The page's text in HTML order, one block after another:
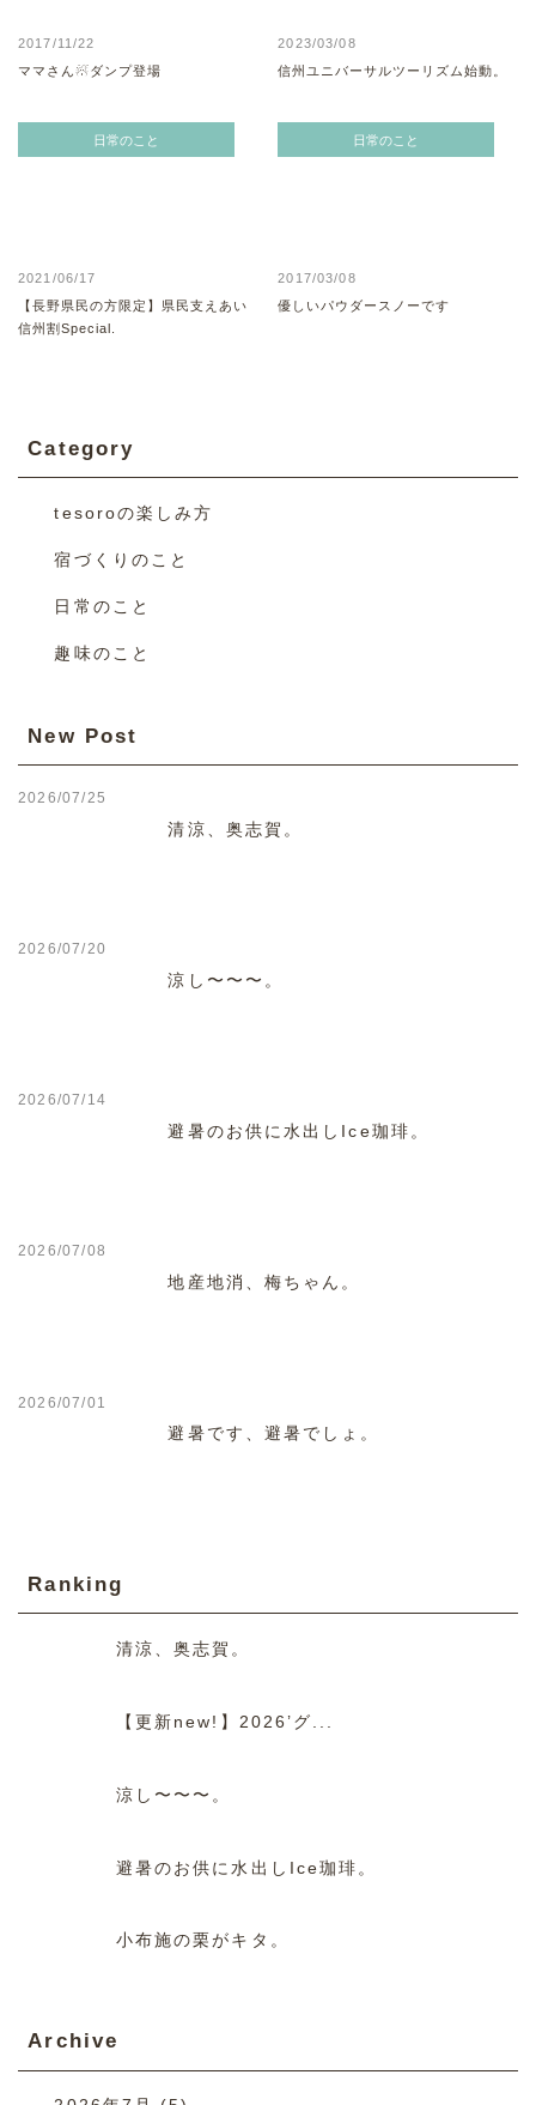
2017/11/22
ママさん☃ダンプ登場
2023/03/08
信州ユニバーサルツーリズム始動。
日常のこと
2021/06/17
【長野県民の方限定】県民支えあい
信州割Special.
日常のこと
2017/03/08
優しいパウダースノーです
Category
tesoroの楽しみ方
宿づくりのこと
日常のこと
趣味のこと
New Post
2026/07/25
清涼、奥志賀。
2026/07/20
涼し〜〜〜。
2026/07/14
避暑のお供に水出しIce珈琲。
2026/07/08
地産地消、梅ちゃん。
2026/07/01
避暑です、避暑でしょ。
Ranking
清涼、奥志賀。
【更新new!】2026’グ...
涼し〜〜〜。
避暑のお供に水出しIce珈琲。
小布施の栗がキタ。
Archive